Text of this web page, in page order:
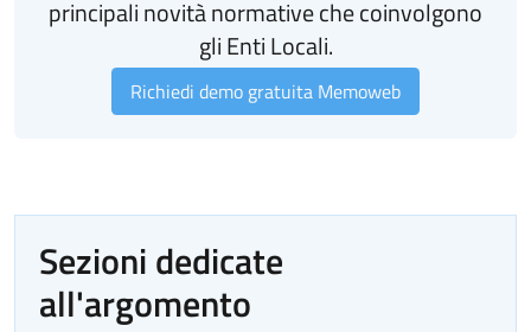
principali novità normative che coinvolgono
gli Enti Locali.
Richiedi demo gratuita Memoweb
Sezioni dedicate
all'argomento